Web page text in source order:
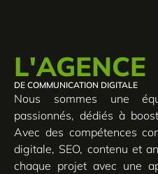
L'AGENCE
DE COMMUNICATION DIGITALE
Nous sommes une
passionnés, dédiés à
Avec des compétences
digitale, SEO, contenu et
chaque projet avec une